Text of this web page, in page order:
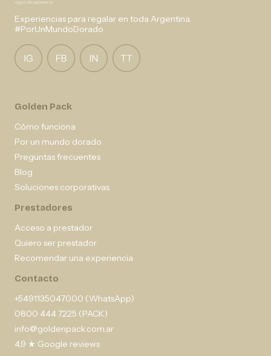
Experiencias para regalar en toda Argentina.
#PorUnMundoDorado
Golden Pack
Cómo funciona
Por un mundo dorado
Preguntas frecuentes
Blog
Soluciones corporativas
Prestadores
Acceso a prestador
Quiero ser prestador
Recomendar una experiencia
Contacto
+5491135047000 (WhatsApp)
0800 444 7225 (PACK)
info@goldenpack.com.ar
4,9 ★ Google reviews